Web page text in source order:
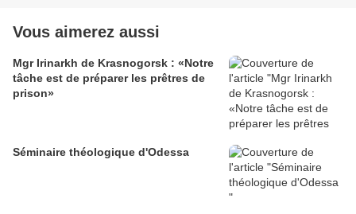
Vous aimerez aussi
Mgr Irinarkh de Krasnogorsk : «Notre
tâche est de préparer les prêtres de
prison»
Séminaire théologique d'Odessa